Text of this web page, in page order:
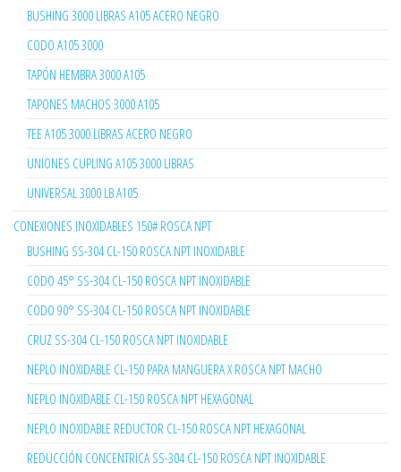
BUSHING 3000 LIBRAS A105 ACERO NEGRO
CODO A105 3000
TAPÓN HEMBRA 3000 A105
TAPONES MACHOS 3000 A105
TEE A105 3000 LIBRAS ACERO NEGRO
UNIONES CUPLING A105 3000 LIBRAS
UNIVERSAL 3000 LB A105
CONEXIONES INOXIDABLES 150# ROSCA NPT
BUSHING SS-304 CL-150 ROSCA NPT INOXIDABLE
CODO 45° SS-304 CL-150 ROSCA NPT INOXIDABLE
CODO 90° SS-304 CL-150 ROSCA NPT INOXIDABLE
CRUZ SS-304 CL-150 ROSCA NPT INOXIDABLE
NEPLO INOXIDABLE CL-150 PARA MANGUERA X ROSCA NPT MACHO
NEPLO INOXIDABLE CL-150 ROSCA NPT HEXAGONAL
NEPLO INOXIDABLE REDUCTOR CL-150 ROSCA NPT HEXAGONAL
REDUCCIÓN CONCENTRICA SS-304 CL-150 ROSCA NPT INOXIDABLE